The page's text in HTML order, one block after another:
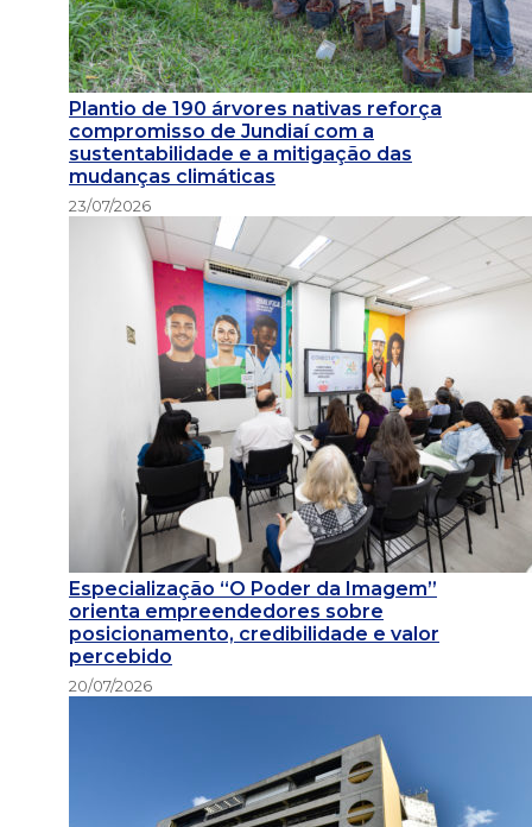
Plantio de 190 árvores nativas reforça
compromisso de Jundiaí com a
sustentabilidade e a mitigação das
mudanças climáticas
23/07/2026
Especialização “O Poder da Imagem”
orienta empreendedores sobre
posicionamento, credibilidade e valor
percebido
20/07/2026